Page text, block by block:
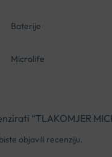
Baterije
Microlife
“TLAKOMJER
objavili recenziju.